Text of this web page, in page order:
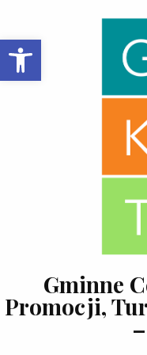
Open toolbar
Gminne
Promocji,